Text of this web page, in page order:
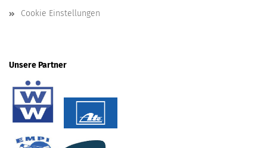
Cookie Einstellungen
Unsere Partner